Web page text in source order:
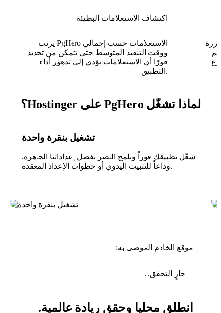
اكتشاف الاستعلامات البطيئة
يرتب PgHero الاستعلامات حسب إجمالي
ووقت التنفيذ المتوسط حتى تتمكن من تحديد
فورًا أي الاستعلامات تؤدي إلى تدهور أداء
التطبيق.
لماذا تشغّل PgHero على Hostinger؟
تشغيل بنقرة واحدة
شغّل تطبيقك فوراً وبلمح البصر بفضل إعداداتنا الجاهزة.
وداعاً للتثبيت اليدوي أو خطوات الإعداد المعقدة.
موقع الخادم الموصى به:
جارٍ التحقق...
انطلق محليا وحقق ريادة عالمية.